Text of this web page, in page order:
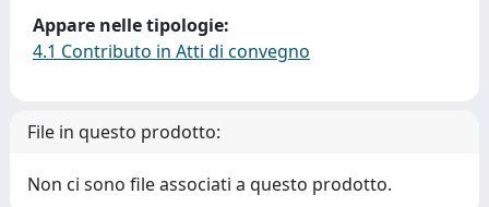
Appare nelle tipologie:
4.1 Contributo in Atti di convegno
File in questo prodotto:
Non ci sono file associati a questo prodotto.